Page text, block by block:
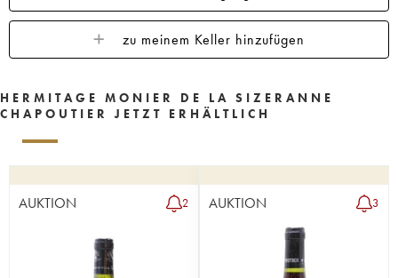
zu meinem Keller hinzufügen
HERMITAGE MONIER DE LA SIZERANNE
CHAPOUTIER JETZT ERHÄLTLICH
AUKTION 2 AUKTION 3